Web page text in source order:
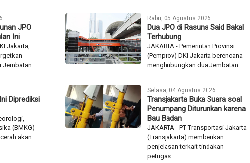
JPO
Ini
Jakarta,
Rabu, 05 Agustus 2026
Dua JPO di Rasuna Said Bakal
Terhubung
JAKARTA - Pemerintah Provinsi
(Pemprov) DKI Jakarta berencana
menghubungkan dua Jembatan...
Diprediksi
(BMKG)
akan...
Selasa, 04 Agustus 2026
Transjakarta Buka Suara soal
Penumpang Diturunkan karena
Bau Badan
JAKARTA - PT Transportasi Jakarta
(Transjakarta) memberikan
penjelasan terkait tindakan
petugas...